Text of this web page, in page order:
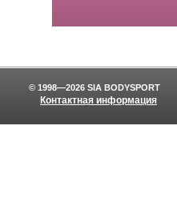
Контактная информация
© 1998—2026 SIA BODYSPORT